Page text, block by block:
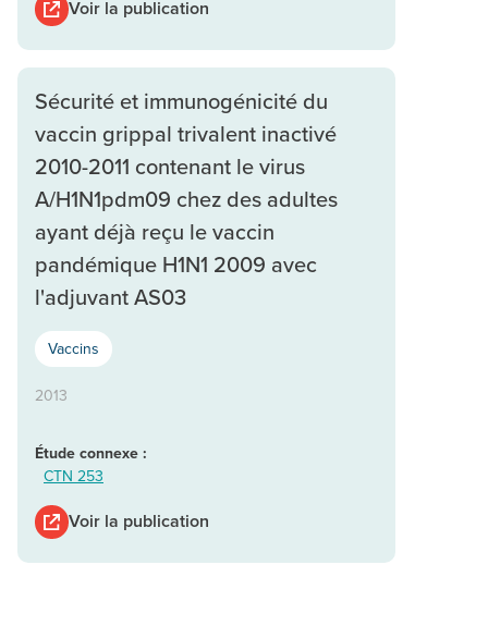
Voir la publication
Sécurité et immunogénicité du
vaccin grippal trivalent inactivé
2010-2011 contenant le virus
A/H1N1pdm09 chez des adultes
ayant déjà reçu le vaccin
pandémique H1N1 2009 avec
l'adjuvant AS03
Vaccins
2013
Étude connexe :
CTN 253
Voir la publication